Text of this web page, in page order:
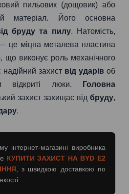
пильовик (дощовик) або
матеріал. Його основна
бруду та пилу. Натомість,
це міцна металева пластина
що виконує роль механічного
захист від ударів об
відкриті люки.
Головна
захист захищає від бруду,
.
інтернет-магазині виробника
КУПИТИ ЗАХИСТ НА BYD E2
, з швидкою доставкою по